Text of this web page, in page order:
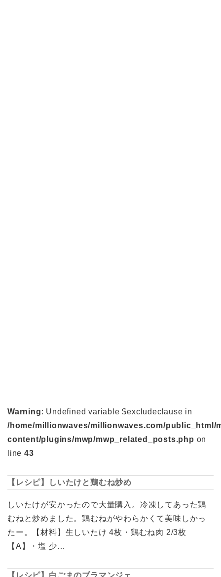
Warning: Undefined variable $excludeclause in
/home/millionwaves/millionwaves.com/public_html/
content/plugins/mwp/mwp_related_posts.php on
line 43
【レシピ】しいたけと鶏むね炒め
しいたけが安かったので大量購入。冷凍してあった鶏
むねと炒めました。鶏むねがやわらかくて美味しかっ
たー。【材料】生しいたけ 4枚・鶏むね肉 2/3枚
【A】・塩 少…
【レシピ】白ごまのブラマンジェ